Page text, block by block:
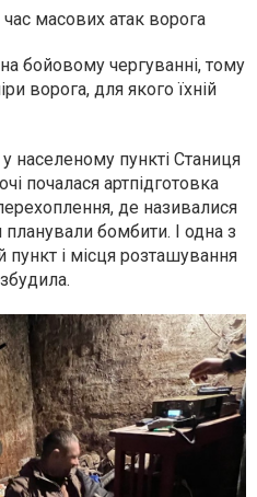
час масових атак ворога
бойовому чергуванні, тому
ворога, для якого їхній
у населеному пункті Станиця
почалася артпідготовка
де називалися
планували бомбити. І одна з
і місця розташування